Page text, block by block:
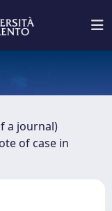
a journal)
of case in